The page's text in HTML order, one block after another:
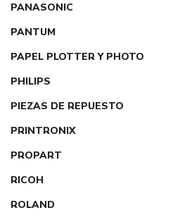
PANASONIC
PANTUM
PAPEL PLOTTER Y PHOTO
PHILIPS
PIEZAS DE REPUESTO
PRINTRONIX
PROPART
RICOH
ROLAND